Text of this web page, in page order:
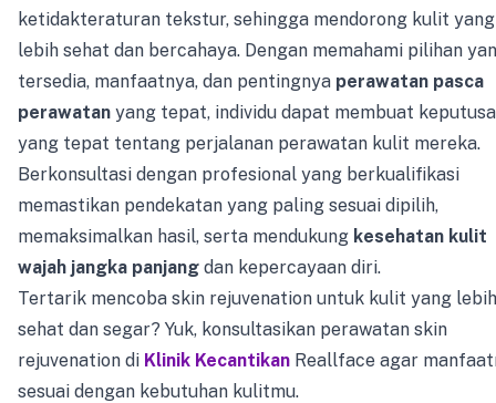
ketidakteraturan tekstur, sehingga mendorong kulit yang
lebih sehat dan bercahaya. Dengan memahami pilihan
tersedia, manfaatnya, dan pentingnya perawatan pasca
perawatan yang tepat, individu dapat membuat
yang tepat tentang perjalanan perawatan kulit mereka.
Berkonsultasi dengan profesional yang berkualifikasi
memastikan pendekatan yang paling sesuai dipilih,
memaksimalkan hasil, serta mendukung kesehatan kulit
wajah jangka panjang dan kepercayaan diri.
Tertarik mencoba skin rejuvenation untuk kulit yang lebih
sehat dan segar? Yuk, konsultasikan perawatan skin
rejuvenation di Klinik Kecantikan Reallface agar
sesuai dengan kebutuhan kulitmu.